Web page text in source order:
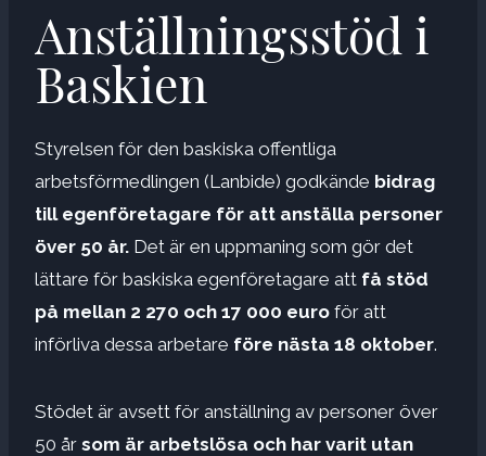
Anställningsstöd i
Baskien
Styrelsen för den baskiska offentliga
arbetsförmedlingen (Lanbide) godkände bidrag
till egenföretagare för att anställa personer
över 50 år. Det är en uppmaning som gör det
lättare för baskiska egenföretagare att få stöd
på mellan 2 270 och 17 000 euro för att
införliva dessa arbetare före nästa 18 oktober.
Stödet är avsett för anställning av personer över
50 år som är arbetslösa och har varit utan